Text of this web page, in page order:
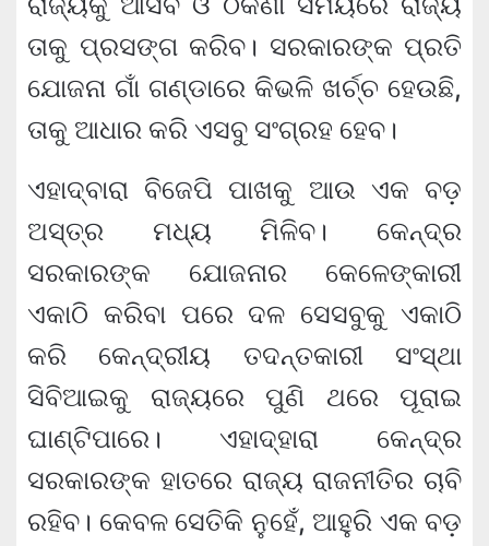
ତାକୁ ପ୍ରସଙ୍ଗ କରିବ। ସରକାରଙ୍କ ପ୍ରତି
ଯୋଜନା ଗାଁ ଗଣ୍ଡାରେ କିଭଳି ଖର୍ଚ୍ଚ ହେଉଛି,
ତାକୁ ଆଧାର କରି ଏସବୁ ସଂଗ୍ରହ ହେବ।
ଏହାଦ୍ବାରା ବିଜେପି ପାଖକୁ ଆଉ ଏକ ବଡ଼
ଅସ୍ତ୍ର ମଧ୍ୟ ମିଳିବ। କେନ୍ଦ୍ର
ସରକାରଙ୍କ ଯୋଜନାର କେଳେଙ୍କାରୀ
ଏକାଠି କରିବା ପରେ ଦଳ ସେସବୁକୁ ଏକାଠି
କରି କେନ୍ଦ୍ରୀୟ ତଦନ୍ତକାରୀ ସଂସ୍ଥା
ସିବିଆଇକୁ ରାଜ୍ୟରେ ପୁଣି ଥରେ ପୂରାଇ
ଘାଣ୍ଟିପାରେ। ଏହାଦ୍ହାରା କେନ୍ଦ୍ର
ସରକାରଙ୍କ ହାତରେ ରାଜ୍ୟ ରାଜନୀତିର ଚାବି
ରହିବ। କେବଳ ସେତିକି ନୁହେଁ, ଆହୁରି ଏକ ବଡ଼